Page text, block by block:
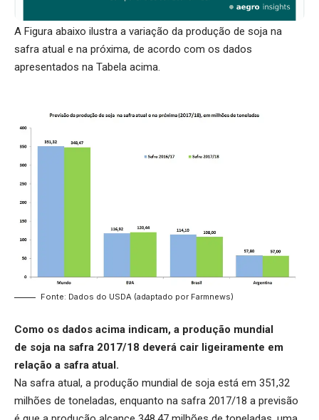
A Figura abaixo ilustra a variação da produção de soja na
safra atual e na próxima, de acordo com os dados
apresentados na Tabela acima.
Fonte: Dados do USDA (adaptado por Farmnews)
Como os dados acima indicam, a produção mundial
de soja na safra 2017/18 deverá cair ligeiramente em
relação a safra atual.
Na safra atual, a produção mundial de soja está em 351,32
milhões de toneladas, enquanto na safra 2017/18 a previsão